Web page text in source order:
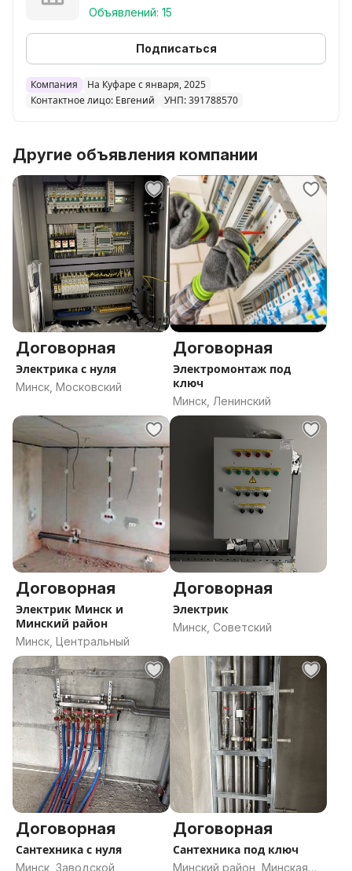
Почему выбирают нас:
Опытная команда специалистов с высоким уровнем
квалификации.
Использование только качественных материалов и
оборудования.
Для получения более подробной информации и
консультаций, пожалуйста, обращайтесь по
телефону:
Объявлений: 15
Подписаться
Компания
На Куфаре с января, 2025
Контактное лицо: Евгений
УНП: 391788570
Другие объявления компании
Договорная
Электрика с нуля
Минск, Московский
Договорная
Электромонтаж под
ключ
Минск, Ленинский
Договорная
Электрик Минск и
Минский район
Минск, Центральный
Договорная
Электрик
Минск, Советский
Договорная
Сантехника с нуля
Минск, Заводской
Договорная
Сантехника под ключ
Минский район, Минская